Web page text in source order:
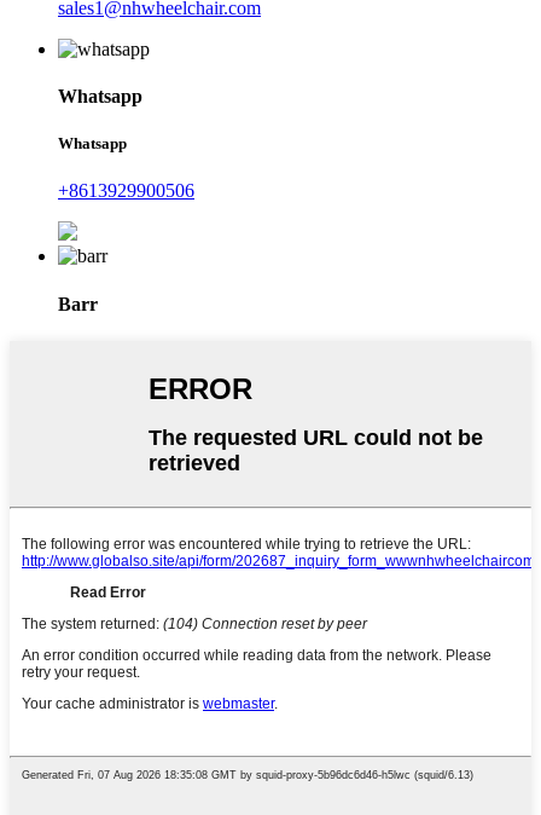
sales1@nhwheelchair.com
Whatsapp
Whatsapp
+8613929900506
Barr